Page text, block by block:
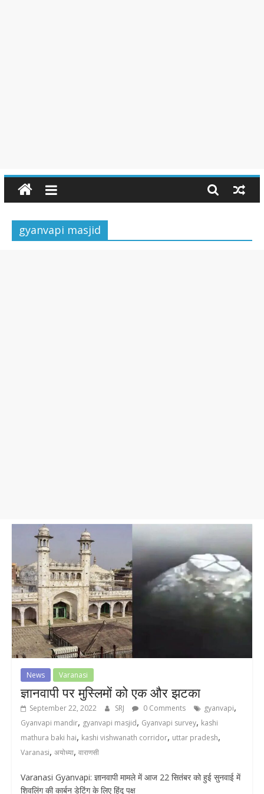
gyanvapi masjid
News Varanasi
ज्ञानवापी पर मुस्लिमों को एक और झटका
September 22, 2022 SRJ 0 Comments gyanvapi,
Gyanvapi mandir, gyanvapi masjid, Gyanvapi survey, kashi
mathura baki hai, kashi vishwanath corridor, uttar pradesh,
Varanasi, अयोध्या, वाराणसी
Varanasi Gyanvapi: ज्ञानवापी मामले में आज 22 सितंबर को हुई सुनवाई में
शिवलिंग की कार्बन डेटिंग के लिए हिंदू पक्ष